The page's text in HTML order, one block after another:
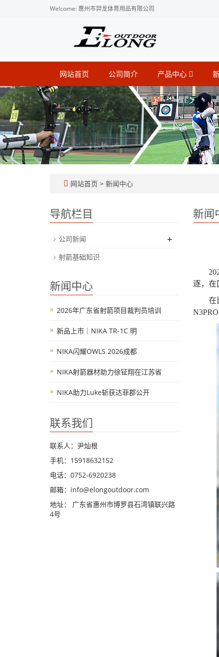
Welcome: 惠州市羿龙体育用品有限公司
网站首页 公司简介 产品中心
网站首页 > 新闻中心
新闻
逐，在
在
N3PRO
导航栏目
公司新闻 +
射箭基础知识
新闻中心
2026年广东省射箭项目裁判员培训
新品上市｜NIKA TR-1C 明
NIKA闪耀OWLS 2026成都
NIKA射箭器材助力徐钲翔在江苏省
NIKA助力Luke斩获达菲郡公开
联系我们
联系人：尹灿根
手机：15918632152
电话：0752-6920238
邮箱： info@elongoutdoor.com
地址： 广东省惠州市博罗县石湾镇联兴路
4号